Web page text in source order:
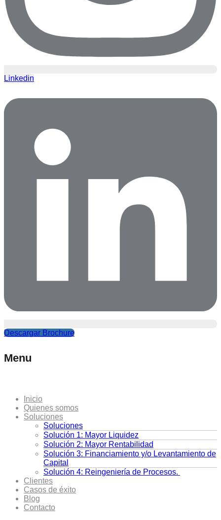
Linkedin
Descargar Brochure
Menu
Inicio
Quienes somos
Soluciones
Soluciones
Solución 1: Mayor Liquidez
Solución 2: Mayor Rentabilidad
Solución 3: Financiamiento y/o Levantamiento de
Capital
Solución 4: Reingeniería de Procesos.
Clientes
Casos de éxito
Blog
Contacto